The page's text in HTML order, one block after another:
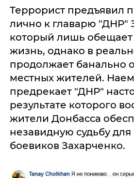
Террорист предъявил
лично к главарю "ДНР"
который лишь
жизнь, однако в
продолжает банально
местных жителей.
предрекает "ДНР"
результате которого
жители Донбасса
незавидную судьбу для
боевиков Захарченко.